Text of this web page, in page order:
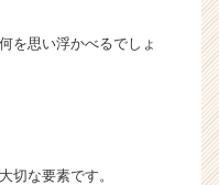
を思い浮かべるでしょ
切な要素です。